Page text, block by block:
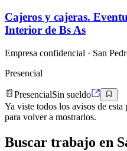
Cajeros y cajeras.
Interior de Bs As
Empresa confidencial · San
Presencial
PresencialSin sueldo
Ya viste todos los avisos de
para volver a mostrarlos.
Buscar trabajo en